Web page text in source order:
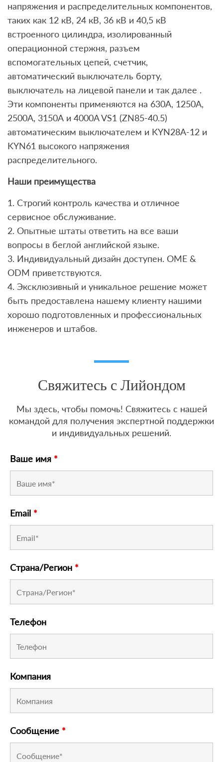
напряжения и распределительных компонентов,
таких как 12 кВ, 24 кВ, 36 кВ и 40,5 кВ
встроенного цилиндра, изолированный
операционной стержня, разъем
вспомогательных цепей, счетчик,
автоматический выключатель борту,
выключатель на лицевой панели и так далее .
Эти компоненты применяются на 630А, 1250А,
2500А, 3150А и 4000A VS1 (ZN85-40.5)
автоматическим выключателем и KYN28A-12 и
KYN61 высокого напряжения
распределительного.
Наши преимущества
1. Строгий контроль качества и отличное
сервисное обслуживание.
2. Опытные штаты ответить на все ваши
вопросы в беглой английской языке.
3. Индивидуальный дизайн доступен. OME &
ODM приветствуются.
4. Эксклюзивный и уникальное решение может
быть предоставлена ​​нашему клиенту нашими
хорошо подготовленных и профессиональных
инженеров и штабов.
Свяжитесь с Лийондом
Мы здесь, чтобы помочь! Свяжитесь с нашей
командой для получения экспертной поддержки
и индивидуальных решений.
Ваше имя *
Email *
Страна/Регион *
Телефон
Компания
Сообщение *